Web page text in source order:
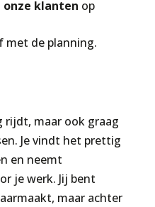
klanten op
met de planning.
rijdt, maar ook graag
Je vindt het prettig
en neemt
je werk. Jij bent
maar achter